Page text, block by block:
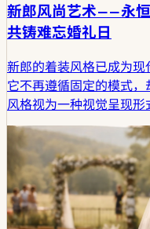
新郎风尚艺术——永恒
共铸难忘婚礼日
新郎的着装风格已成为现
它不再遵循固定的模式
风格视为一种视觉呈现
质、场合以及婚礼当日